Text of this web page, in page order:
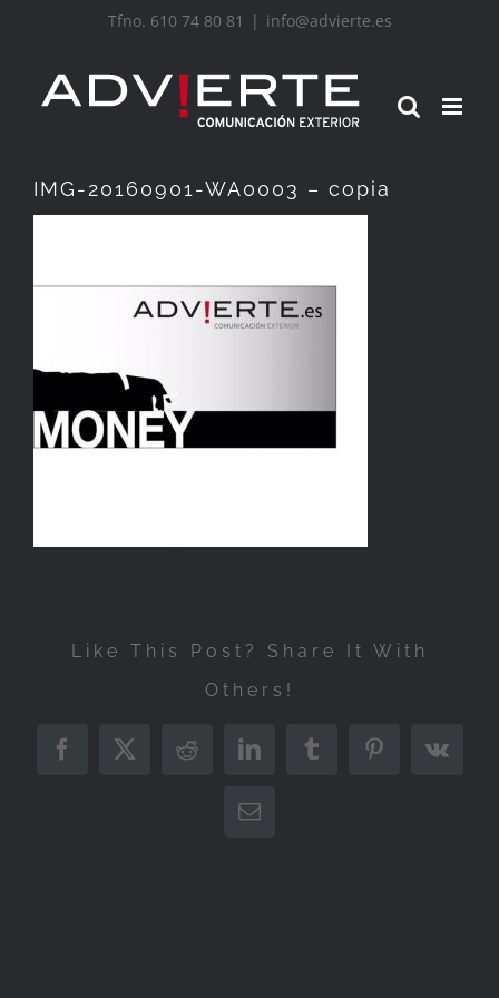
contenido
Tfno. 610 74 80 81 | info@advierte.es
IMG-20160901-WA0003 – copia
Like This Post? Share It With
Others!
Facebook
X RedditLinkedInTumblrPinterest
Vk
Correo